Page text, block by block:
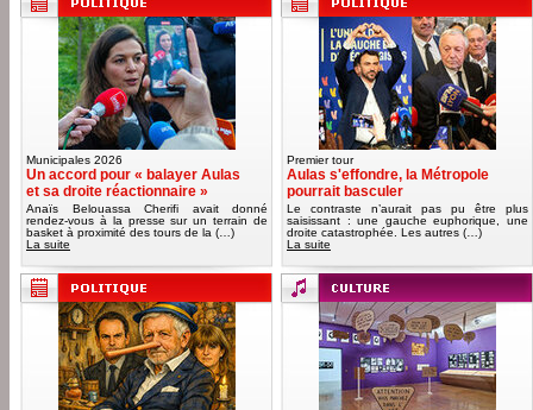
Municipales 2026
Un accord pour « balayer Aulas
et sa droite réactionnaire »
Anaïs Belouassa Cherifi avait donné
rendez-vous à la presse sur un terrain de
basket à proximité des tours de la (…)
La suite
Premier tour
Aulas s'effondre, la Métropole
pourrait basculer
Le contraste n’aurait pas pu être plus
saisissant : une gauche euphorique, une
droite catastrophée. Les autres (…)
La suite